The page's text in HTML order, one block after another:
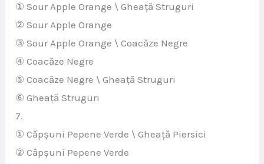
① Sour Apple Orange \ Gheață Struguri
② Sour Apple Orange
③ Sour Apple Orange \ Coacăze Negre
④ Coacăze Negre
⑤ Coacăze Negre \ Gheață Struguri
⑥ Gheață Struguri
7.
① Căpșuni Pepene Verde \ Gheață Piersici
② Căpșuni Pepene Verde